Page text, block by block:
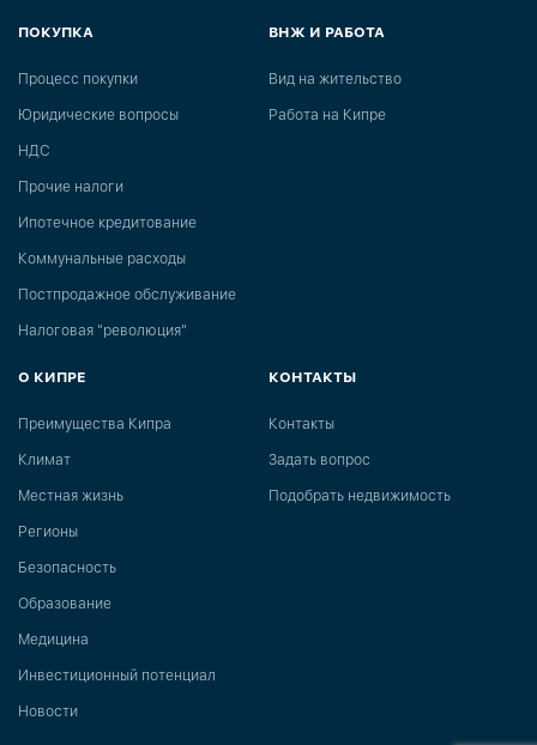
ПОКУПКА
Процесс покупки
Юридические вопросы
НДС
Прочие налоги
Ипотечное кредитование
Коммунальные расходы
Постпродажное обслуживание
Налоговая "революция"
ВНЖ И РАБОТА
Вид на жительство
Работа на Кипре
О КИПРЕ
Преимущества Кипра
Климат
Местная жизнь
Регионы
Безопасность
Образование
Медицина
Инвестиционный потенциал
Новости
КОНТАКТЫ
Контакты
Задать вопрос
Подобрать недвижимость